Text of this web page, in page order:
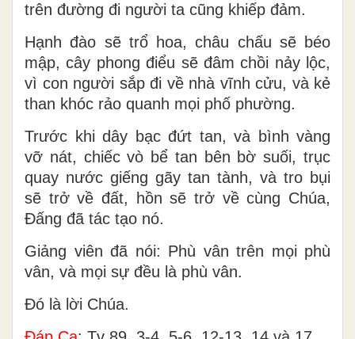
trên đường đi người ta cũng khiếp đảm.
Hạnh đào sẽ trổ hoa, châu chấu sẽ béo
mập, cây phong điểu sẽ đâm chồi nảy lộc,
vì con người sắp đi về nhà vĩnh cửu, và kẻ
than khóc rảo quanh mọi phố phường.
Trước khi dây bạc đứt tan, và bình vàng
vỡ nát, chiếc vò bể tan bên bờ suối, trục
quay nước giếng gãy tan tành, và tro bụi
sẽ trở về đất, hồn sẽ trở về cùng Chúa,
Ðấng đã tác tạo nó.
Giảng viên đã nói: Phù vân trên mọi phù
vân, và mọi sự đều là phù vân.
Ðó là lời Chúa.